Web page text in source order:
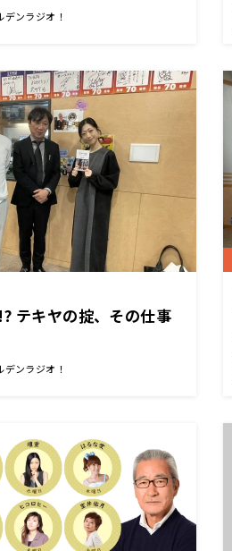
デンラジオ！
テキヤの掟、その仕事
デンラジオ！